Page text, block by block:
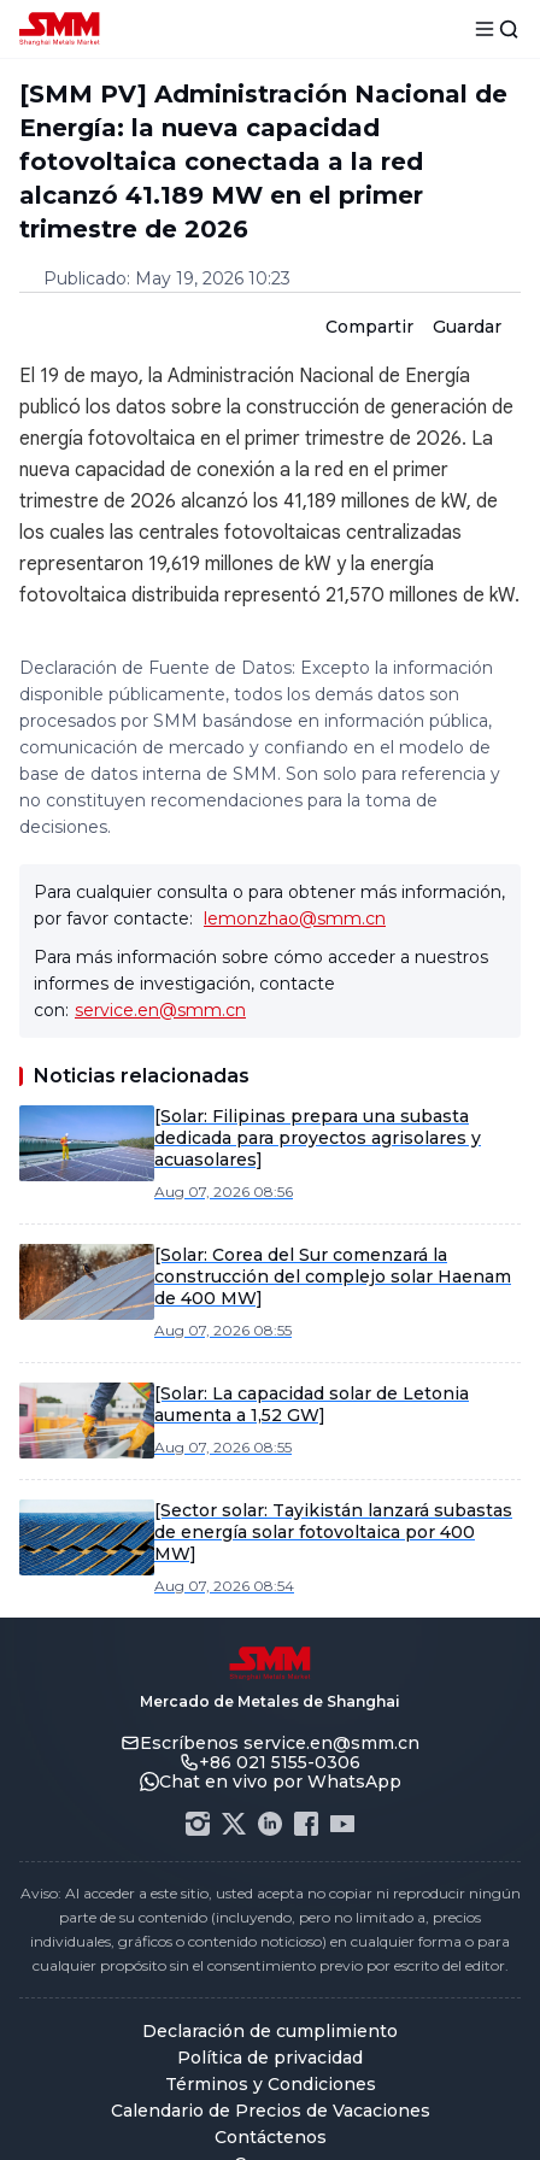
[SMM PV] Administración Nacional de
Energía: la nueva capacidad
fotovoltaica conectada a la red
alcanzó 41.189 MW en el primer
trimestre de 2026
Publicado: May 19, 2026 10:23
Compartir Guardar
El 19 de mayo, la Administración Nacional de Energía
publicó los datos sobre la construcción de generación de
energía fotovoltaica en el primer trimestre de 2026. La
nueva capacidad de conexión a la red en el primer
trimestre de 2026 alcanzó los 41,189 millones de kW, de
los cuales las centrales fotovoltaicas centralizadas
representaron 19,619 millones de kW y la energía
fotovoltaica distribuida representó 21,570 millones de kW.
Declaración de Fuente de Datos: Excepto la información
disponible públicamente, todos los demás datos son
procesados por SMM basándose en información pública,
comunicación de mercado y confiando en el modelo de
base de datos interna de SMM. Son solo para referencia y
no constituyen recomendaciones para la toma de
decisiones.
Para cualquier consulta o para obtener más información,
por favor contacte: lemonzhao@smm.cn
Para más información sobre cómo acceder a nuestros
informes de investigación, contacte
con: service.en@smm.cn
Noticias relacionadas
[Solar: Filipinas prepara una subasta
dedicada para proyectos agrisolares y
acuasolares]
Aug 07, 2026 08:56
[Solar: Corea del Sur comenzará la
construcción del complejo solar Haenam
de 400 MW]
Aug 07, 2026 08:55
[Solar: La capacidad solar de Letonia
aumenta a 1,52 GW]
Aug 07, 2026 08:55
[Sector solar: Tayikistán lanzará subastas
de energía solar fotovoltaica por 400
MW]
Aug 07, 2026 08:54
Mercado de Metales de Shanghai
Escríbenos service.en@smm.cn
+86 021 5155-0306
Chat en vivo por WhatsApp
Aviso: Al acceder a este sitio, usted acepta no copiar ni reproducir ningún
parte de su contenido (incluyendo, pero no limitado a, precios
individuales, gráficos o contenido noticioso) en cualquier forma o para
cualquier propósito sin el consentimiento previo por escrito del editor.
Declaración de cumplimiento
Política de privacidad
Términos y Condiciones
Calendario de Precios de Vacaciones
Contáctenos